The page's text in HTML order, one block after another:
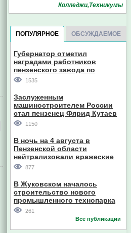
конкурсу. Инфографика
1pnz
Колледжи,Техникумы
ПОПУЛЯРНОЕ ОБСУЖДАЕМОЕ
Губернатор отметил
наградами работников
пензенского завода по
производству станков
1535
Заслуженным
машиностроителем России
стал пензенец Фярид Кутаев
1150
В ночь на 4 августа в
Пензенской области
нейтрализовали вражеские
дроны
877
В Жуковском началось
строительство нового
промышленного технопарка
261
Все публикации